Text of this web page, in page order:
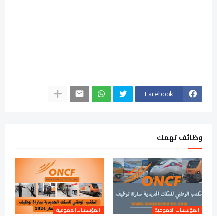
Facebook
وظائف تهمك
المؤسسات العمومية المؤسسات العمومية